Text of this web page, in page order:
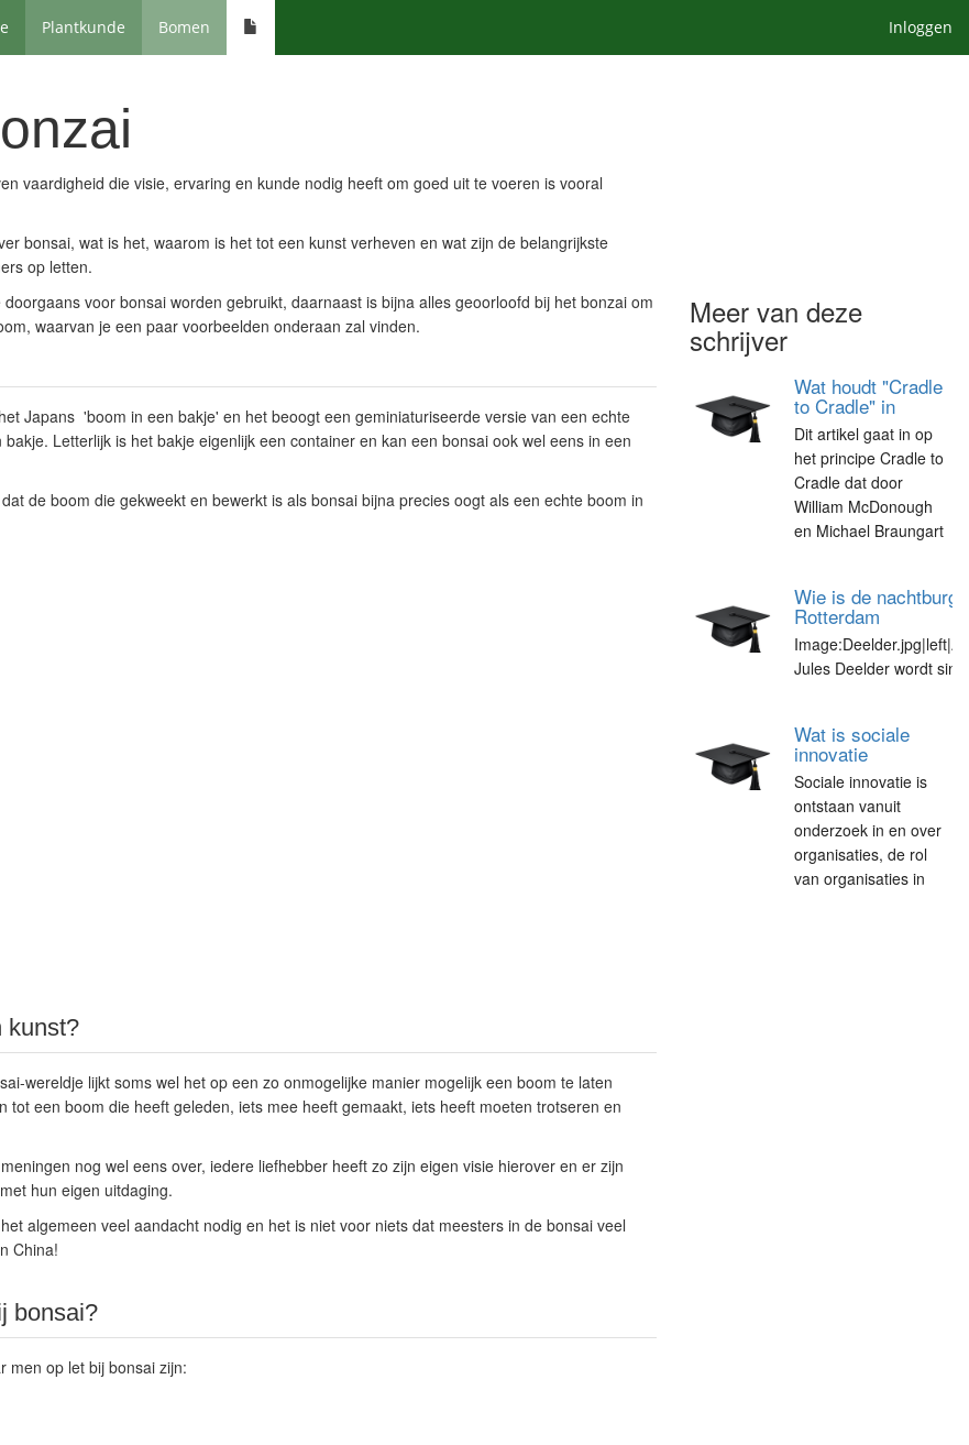
Plantkunde Bomen Inloggen
vaardigheid die visie, ervaring en kunde nodig heeft om goed uit te voeren is vooral
bonsai, wat is het, waarom is het tot een kunst verheven en wat zijn de belangrijkste
op letten.
voor bonsai worden gebruikt, daarnaast is bijna alles geoorloofd bij het bonzai om
waarvan je een paar voorbeelden onderaan zal vinden.
Japans 'boom in een bakje' en het beoogt een geminiaturiseerde versie van een echte
Letterlijk is het bakje eigenlijk een container en kan een bonsai ook wel eens in een
de boom die gekweekt en bewerkt is als bonsai bijna precies oogt als een echte boom in
kunst?
wereldje lijkt soms wel het op een zo onmogelijke manier mogelijk een boom te laten
tot een boom die heeft geleden, iets mee heeft gemaakt, iets heeft moeten trotseren en
nog wel eens over, iedere liefhebber heeft zo zijn eigen visie hierover en er zijn
hun eigen uitdaging.
algemeen veel aandacht nodig en het is niet voor niets dat meesters in de bonsai veel
China!
bonsai?
men op let bij bonsai zijn:
Meer van deze
schrijver
Wat houdt "Cradle
to Cradle" in
Dit artikel gaat in op
het principe Cradle to
Cradle dat door
William McDonough
en Michael Braungart
Wie is de
Rotterdam
Jules Deelder wordt
Wat is sociale
innovatie
Sociale innovatie is
ontstaan vanuit
onderzoek in en over
organisaties, de rol
van organisaties in